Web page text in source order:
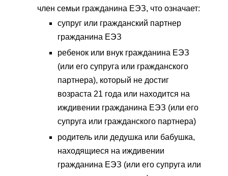
член семьи гражданина ЕЭЗ, что означает:
супруг или гражданский партнер
гражданина ЕЭЗ
ребенок или внук гражданина ЕЭЗ
(или его супруга или гражданского
партнера), который не достиг
возраста 21 года или находится на
иждивении гражданина ЕЭЗ (или его
супруга или гражданского партнера)
родитель или дедушка или бабушка,
находящиеся на иждивении
гражданина ЕЭЗ (или его супруга или